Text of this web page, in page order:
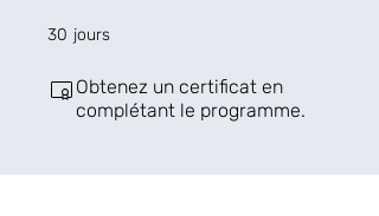
30 jours
Obtenez un certificat en
complétant le programme.